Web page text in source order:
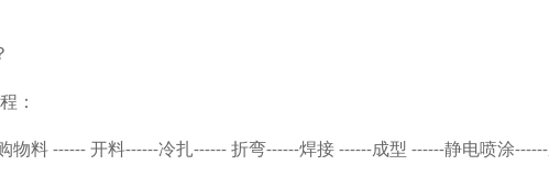
：
物料 ------ 开料------冷扎------ 折弯------焊接 ------成型 ------静电喷涂------